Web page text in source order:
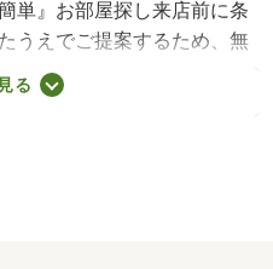
単』お部屋探し来店前に条
うえでご提案するため、無
ません。「何から始めれば
来店の時間が取れない」そ
気軽に、もっとスムーズ
る